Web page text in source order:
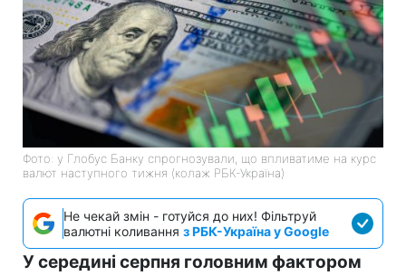
Фото: у Глобус Банку спрогнозували, що впливатиме на курс
валют наступного тижня (колаж РБК-Україна)
Не чекай змін - готуйся до них! Фільтруй
валютні коливання з РБК-Україна у Google
У середині серпня головним фактором